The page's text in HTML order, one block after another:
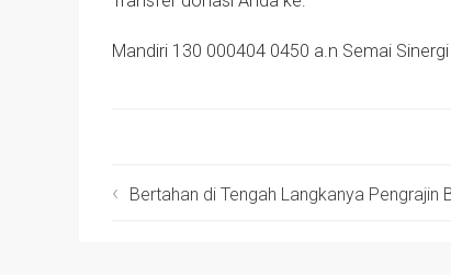
Mandiri 130 000404 0450 a.n Semai
Bertahan di Tengah Langkanya Pengrajin